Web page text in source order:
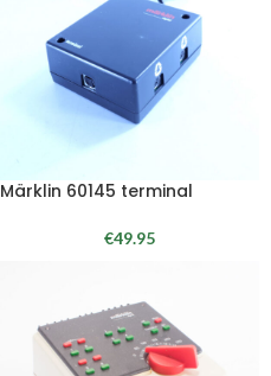
Märklin 60145 terminal
€49.95